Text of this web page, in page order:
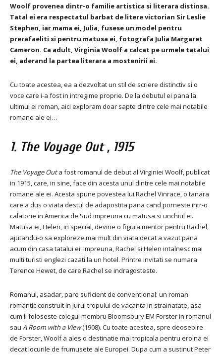
Woolf provenea dintr-o familie artistica si literara distinsa.
Tatal ei era respectatul barbat de litere victorian Sir Leslie
Stephen, iar mama ei, Julia, fusese un model pentru
prerafaeliti si pentru matusa ei, fotografa Julia Margaret
Cameron. Ca adult, Virginia Woolf a calcat pe urmele tatalui
ei, aderand la partea literara a mostenirii ei.
Cu toate acestea, ea a dezvoltat un stil de scriere distinctiv si o
voce care i-a fost in intregime proprie. De la debutul ei pana la
ultimul ei roman, aici exploram doar sapte dintre cele mai notabile
romane ale ei…
1. The Voyage Out, 1915
The Voyage Outa fost romanul de debut al Virginiei Woolf, publicat
in 1915, care, in sine, face din acesta unul dintre cele mai notabile
romane ale ei. Acesta spune povestea lui Rachel Vinrace, o tanara
care a dus o viata destul de adapostita pana cand porneste intr-o
calatorie in America de Sud impreuna cu matusa si unchiul ei.
Matusa ei, Helen, in special, devine o figura mentor pentru Rachel,
ajutandu-o sa exploreze mai mult din viata decat a vazut pana
acum din casa tatalui ei. Impreuna, Rachel si Helen intalnesc mai
multi turisti englezi cazati la un hotel. Printre invitati se numara
Terence Hewet, de care Rachel se indragosteste.
Romanul, asadar, pare suficient de conventional: un roman
romantic construit in jurul tropului de vacanta in strainatate, asa
cum il foloseste colegul membru Bloomsbury EM Forster in romanul
sau A Room with a View(1908). Cu toate acestea, spre deosebire
de Forster, Woolf a ales o destinatie mai tropicala pentru eroina ei
decat locurile de frumusete ale Europei. Dupa cum a sustinut Peter